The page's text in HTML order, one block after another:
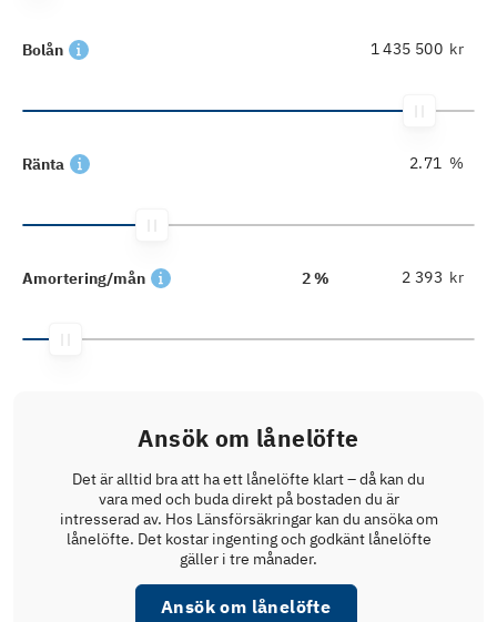
Bolån kr
Ränta %
Amortering/mån 2 % kr
Ansök om lånelöfte
Det är alltid bra att ha ett lånelöfte klart – då kan du
vara med och buda direkt på bostaden du är
intresserad av. Hos Länsförsäkringar kan du ansöka om
lånelöfte. Det kostar ingenting och godkänt lånelöfte
gäller i tre månader.
Ansök om lånelöfte